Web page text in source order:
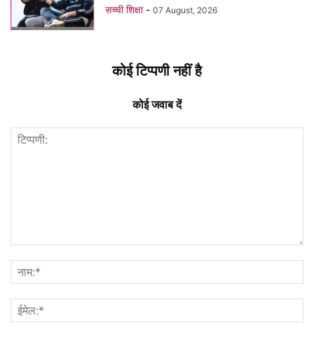
सच्ची शिक्षा - 07 August, 2026
कोई टिप्पणी नहीं है
कोई जवाब दें